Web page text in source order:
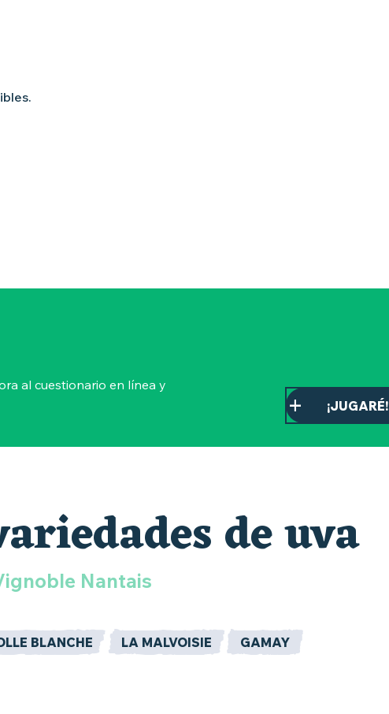
al cuestionario en línea y
¡JUGARÉ!
de uva
Nantais
BLANCHE LA MALVOISIE GAMAY